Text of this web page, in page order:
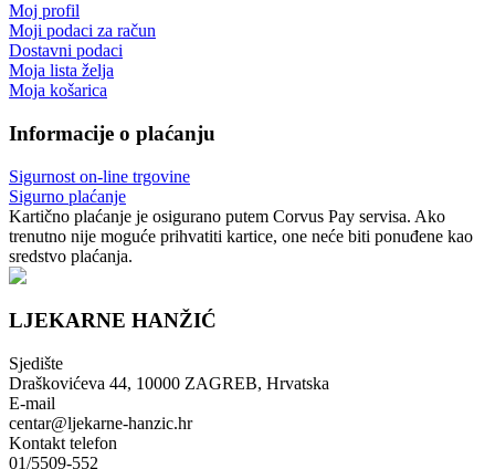
Moj profil
Moji podaci za račun
Dostavni podaci
Moja lista želja
Moja košarica
Informacije o plaćanju
Sigurnost on-line trgovine
Sigurno plaćanje
Kartično plaćanje je osigurano putem Corvus Pay servisa. Ako
trenutno nije moguće prihvatiti kartice, one neće biti ponuđene kao
sredstvo plaćanja.
LJEKARNE HANŽIĆ
Sjedište
Draškovićeva 44, 10000 ZAGREB, Hrvatska
E-mail
centar@ljekarne-hanzic.hr
Kontakt telefon
01/5509-552